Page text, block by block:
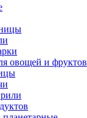
овощей и фруктов